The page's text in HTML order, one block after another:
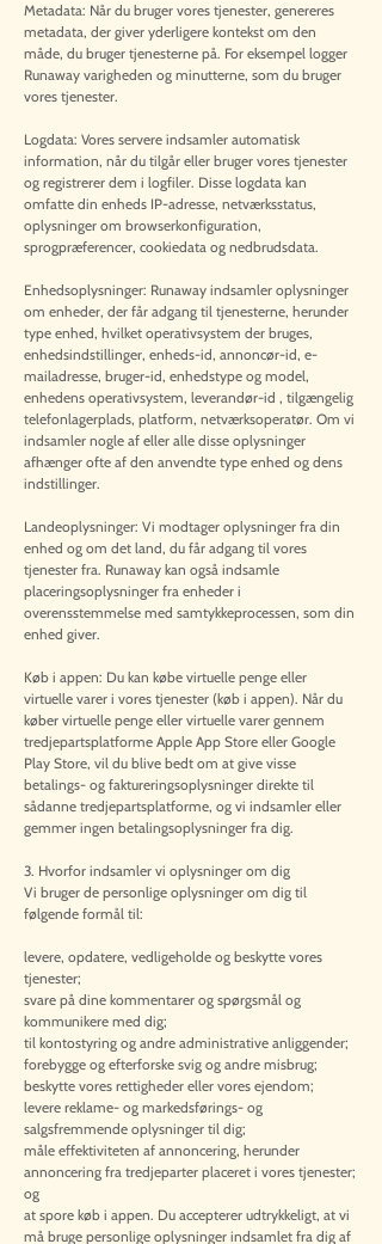
Metadata: Når du bruger vores tjenester, genereres
metadata, der giver yderligere kontekst om den
måde, du bruger tjenesterne på. For eksempel logger
Runaway varigheden og minutterne, som du bruger
vores tjenester.
Logdata: Vores servere indsamler automatisk
information, når du tilgår eller bruger vores tjenester
og registrerer dem i logfiler. Disse logdata kan
omfatte din enheds IP-adresse, netværksstatus,
oplysninger om browserkonfiguration,
sprogpræferencer, cookiedata og nedbrudsdata.
Enhedsoplysninger: Runaway indsamler oplysninger
om enheder, der får adgang til tjenesterne, herunder
type enhed, hvilket operativsystem der bruges,
enhedsindstillinger, enheds-id, annoncør-id, e-
mailadresse, bruger-id, enhedstype og model,
enhedens operativsystem, leverandør-id , tilgængelig
telefonlagerplads, platform, netværksoperatør. Om vi
indsamler nogle af eller alle disse oplysninger
afhænger ofte af den anvendte type enhed og dens
indstillinger.
Landeoplysninger: Vi modtager oplysninger fra din
enhed og om det land, du får adgang til vores
tjenester fra. Runaway kan også indsamle
placeringsoplysninger fra enheder i
overensstemmelse med samtykkeprocessen, som din
enhed giver.
Køb i appen: Du kan købe virtuelle penge eller
virtuelle varer i vores tjenester (køb i appen). Når du
køber virtuelle penge eller virtuelle varer gennem
tredjepartsplatforme Apple App Store eller Google
Play Store, vil du blive bedt om at give visse
betalings- og faktureringsoplysninger direkte til
sådanne tredjepartsplatforme, og vi indsamler eller
gemmer ingen betalingsoplysninger fra dig.
3. Hvorfor indsamler vi oplysninger om dig
Vi bruger de personlige oplysninger om dig til
følgende formål til:
levere, opdatere, vedligeholde og beskytte vores
tjenester;
svare på dine kommentarer og spørgsmål og
kommunikere med dig;
til kontostyring og andre administrative anliggender;
forebygge og efterforske svig og andre misbrug;
beskytte vores rettigheder eller vores ejendom;
levere reklame- og markedsførings- og
salgsfremmende oplysninger til dig;
måle effektiviteten af annoncering, herunder
annoncering fra tredjeparter placeret i vores tjenester;
og
at spore køb i appen. Du accepterer udtrykkeligt, at vi
må bruge personlige oplysninger indsamlet fra dig af